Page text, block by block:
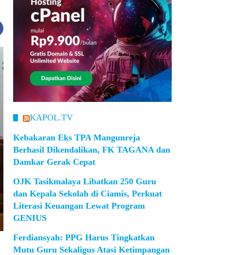
KAPOL.TV
Kebakaran Eks TPA Mangunreja
Berhasil Dikendalikan, FK TAGANA dan
Damkar Gerak Cepat
OJK Tasikmalaya Libatkan 250 Guru
dan Kepala Sekolah di Ciamis, Perkuat
Literasi Keuangan Lewat Program
GENIUS
Ferdiansyah: PPG Harus Tingkatkan
Mutu Guru Sekaligus Atasi Ketimpangan